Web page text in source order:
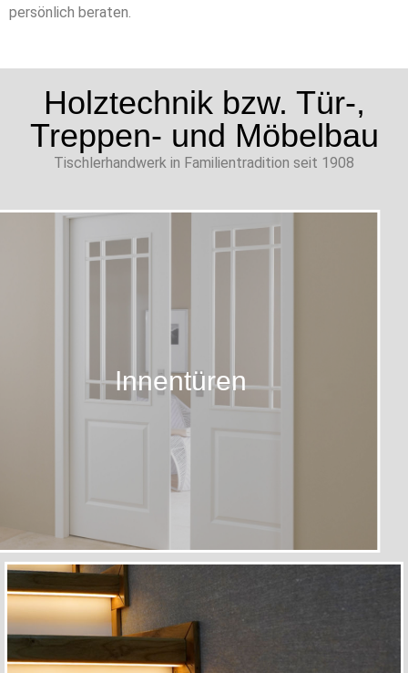
persönlich beraten.
Holztechnik bzw. Tür-,
Treppen- und Möbelbau
Tischlerhandwerk in Familientradition seit 1908
Innentüren